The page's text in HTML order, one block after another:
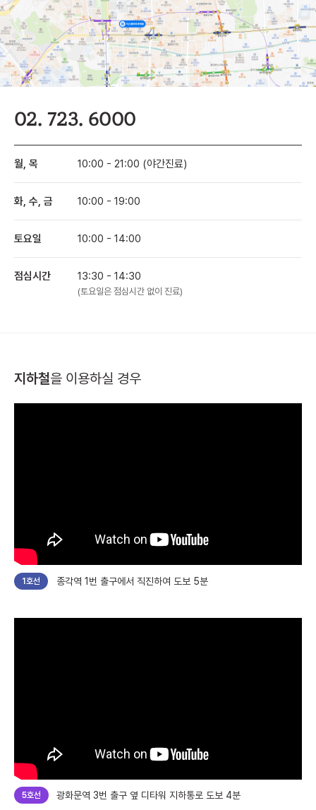
02. 723. 6000
월, 목 10:00 - 21:00 (야간진료)
화, 수, 금 10:00 - 19:00
토요일 10:00 - 14:00
점심시간 13:30 - 14:30
(토요일은 점심시간 없이 진료)
지하철을 이용하실 경우
1호선 종각역 1번 출구에서 직진하여 도보 5분
5호선 광화문역 3번 출구 옆 디타워 지하통로 도보 4분